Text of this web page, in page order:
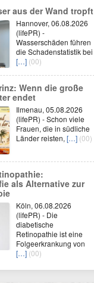
aus der Wand tropft
Hannover, 06.08.2026
(lifePR) -
Wasserschäden führen
die Schadenstatistik bei
[…] (00)
Wenn die große
endet
Ilmenau, 05.08.2026
(lifePR) - Schon viele
Frauen, die in südliche
Länder reisten, […] (00)
als Alternative zur
Köln, 06.08.2026
(lifePR) - Die
diabetische
Retinopathie ist eine
Folgeerkrankung von
[…] (00)